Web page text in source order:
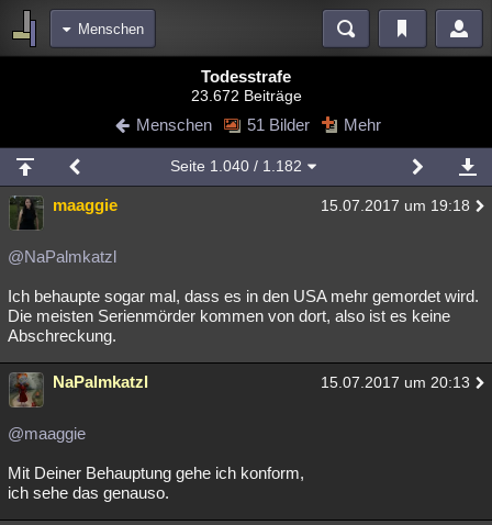
Menschen
Diskussionen Blogs Videos
Chat Wiki Neuigkeiten
meine Rubriken
Menschen Mystery Kriminalfälle
Spiritualität
Natur Umfragen Unterhaltung
weitere Rubriken
Philosophie Träume Orte Esoterik Literatur
Astronomie
Übersichten
Besucht Teilgenommen Alle Neue Geschlossen
Todesstrafe
23.672 Beiträge
Menschen 51 Bilder Mehr
Seite 1.040/ 1.182
maaggie 15.07.2017 um 19:18
@NaPalmkatzl
Ich behaupte sogar mal, dass es in den USA mehr gemordet wird.
Die meisten Serienmörder kommen von dort, also ist es keine
Abschreckung.
NaPalmkatzl 15.07.2017 um 20:13
@maaggie
Mit Deiner Behauptung gehe ich konform,
ich sehe das genauso.